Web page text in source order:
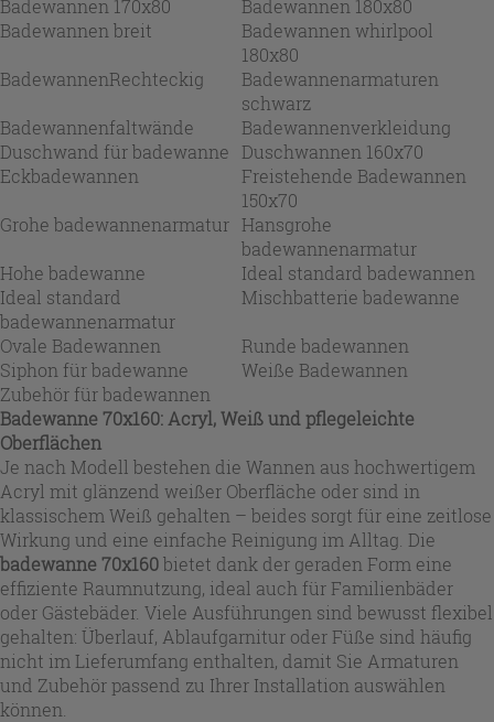
Badewannen 170x80
Badewannen 180x80
Badewannen breit
Badewannen whirlpool
180x80
BadewannenRechteckig
Badewannenarmaturen
schwarz
Badewannenfaltwände
Badewannenverkleidung
Duschwand für badewanne
Duschwannen 160x70
Eckbadewannen
Freistehende Badewannen
150x70
Grohe badewannenarmatur Hansgrohe
badewannenarmatur
Hohe badewanne
Ideal standard badewannen
Ideal standard
badewannenarmatur
Mischbatterie badewanne
Ovale Badewannen
Runde badewannen
Siphon für badewanne
Weiße Badewannen
Zubehör für badewannen
Badewanne 70x160: Acryl, Weiß und pflegeleichte
Oberflächen
Je nach Modell bestehen die Wannen aus hochwertigem
Acryl mit glänzend weißer Oberfläche oder sind in
klassischem Weiß gehalten – beides sorgt für eine zeitlose
Wirkung und eine einfache Reinigung im Alltag. Die
badewanne 70x160bietet dank der geraden Form eine
effiziente Raumnutzung, ideal auch für Familienbäder
oder Gästebäder. Viele Ausführungen sind bewusst flexibel
gehalten: Überlauf, Ablaufgarnitur oder Füße sind häufig
nicht im Lieferumfang enthalten, damit Sie Armaturen
und Zubehör passend zu Ihrer Installation auswählen
können.